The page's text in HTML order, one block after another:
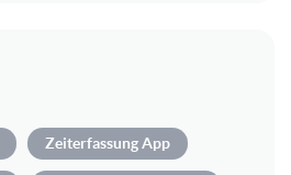
Zeiterfassung App